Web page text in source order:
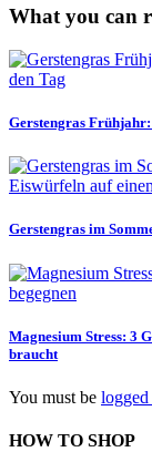
What you can
Gerstengras
Gerstengras im
Magnesium Stress: 3
braucht
You must be logged
HOW TO SHOP